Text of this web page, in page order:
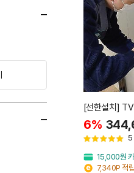
[선
6%
5
15,000원
7,340P 적립